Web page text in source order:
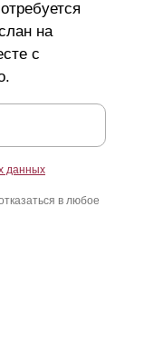
на
с
данных
в любое